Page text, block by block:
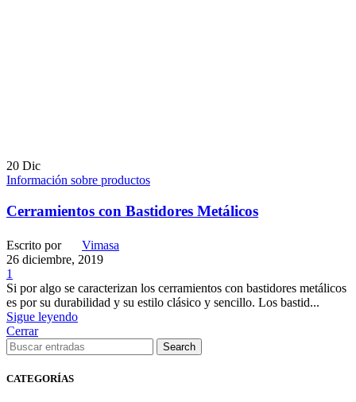
20 Dic
Información sobre productos
Cerramientos con Bastidores Metálicos
Escrito por
Vimasa
26 diciembre, 2019
1
Si por algo se caracterizan los cerramientos con bastidores metálicos
es por su durabilidad y su estilo clásico y sencillo. Los bastid...
Sigue leyendo
Cerrar
Search
CATEGORÍAS